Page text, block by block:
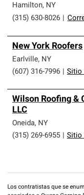
que cumplen con
de profesionalismo
Hamilton, NY
(315) 630-8026
New York Roofers
Earlville, NY
(607) 316-7996
Sitio
Wilson Roofing &
LLC
Oneida, NY
(315) 269-6955
Sitio
Los contratistas que se